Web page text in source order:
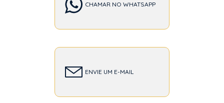
CHAMAR NO WHATSAPP
ENVIE UM E-MAIL